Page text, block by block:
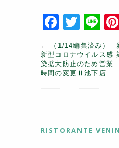
F
a
c
e
k
T
w
itt
er
Li
n
e
←
（1/14編集済み）
新型コロナウイルス感
染拡大防止のため営業
時間の変更Ⅱ池下店
RISTORANTE